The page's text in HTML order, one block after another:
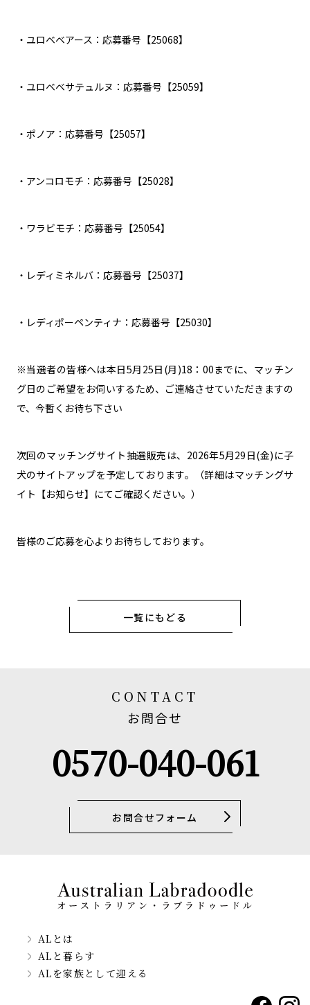
・ユロベベアース：応募番号【25068】
・ユロベベサテュルヌ：応募番号【25059】
・ポノア：応募番号【25057】
・アンコロモチ：応募番号【25028】
・ワラビモチ：応募番号【25054】
・レディミネルバ：応募番号【25037】
・レディポーペンティナ：応募番号【25030】
※当選者の皆様へは本日5月25日(月)18：00までに、マッチン
グ日のご希望をお伺いするため、ご連絡させていただきますの
で、今暫くお待ち下さい
次回のマッチングサイト抽選販売は、2026年5月29日(金)に子
犬のサイトアップを予定しております。（詳細はマッチングサ
イト【お知らせ】にてご確認ください。）
皆様のご応募を心よりお待ちしております。
一覧にもどる
CONTACT
お問合せ
0570-040-061
お問合せフォーム
ALとは
ALと暮らす
ALを家族として迎える